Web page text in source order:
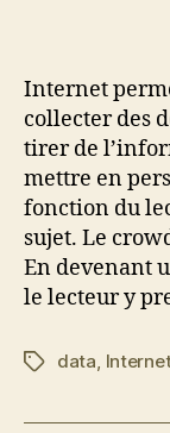
Internet
collecter des
tirer de
mettre en
fonction du
sujet. Le
En devenant
le lecteur y
Étiquettes
data,